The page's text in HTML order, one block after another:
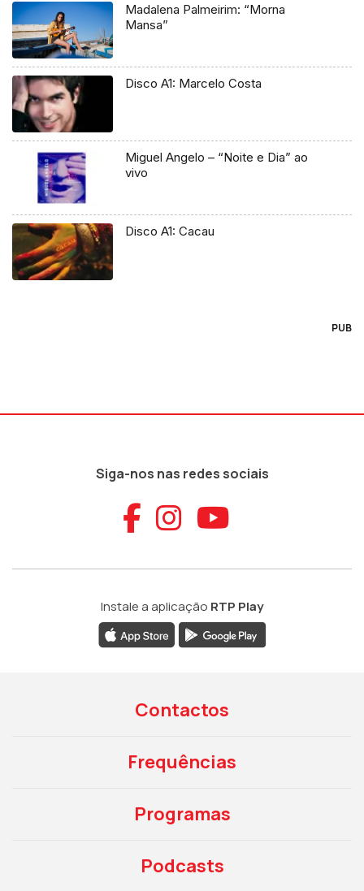
Madalena Palmeirim: “Morna
Mansa”
Disco A1: Marcelo Costa
Miguel Angelo – “Noite e Dia” ao
vivo
Disco A1: Cacau
PUB
Siga-nos nas redes sociais
Aceder ao
Aceder ao
Aceder
Instale a aplicação RTP Play
Contactos
Frequências
Programas
Podcasts